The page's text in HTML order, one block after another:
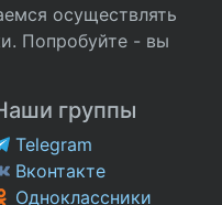
осуществлять
Попробуйте - вы
группы
Telegram
Вконтакте
Одноклассники